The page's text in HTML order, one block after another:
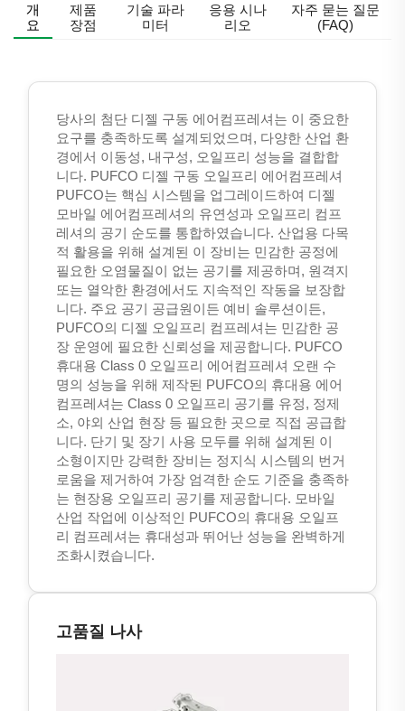
개
요
제품
장점
기술 파라
미터
응용 시나
리오
자주 묻는 질문
(FAQ)
당사의 첨단 디젤 구동 에어컴프레셔는 이 중요한
요구를 충족하도록 설계되었으며, 다양한 산업 환
경에서 이동성, 내구성, 오일프리 성능을 결합합
니다. PUFCO 디젤 구동 오일프리 에어컴프레셔
PUFCO는 핵심 시스템을 업그레이드하여 디젤
모바일 에어컴프레셔의 유연성과 오일프리 컴프
레셔의 공기 순도를 통합하였습니다. 산업용 다목
적 활용을 위해 설계된 이 장비는 민감한 공정에
필요한 오염물질이 없는 공기를 제공하며, 원격지
또는 열악한 환경에서도 지속적인 작동을 보장합
니다. 주요 공기 공급원이든 예비 솔루션이든,
PUFCO의 디젤 오일프리 컴프레셔는 민감한 공
장 운영에 필요한 신뢰성을 제공합니다. PUFCO
휴대용 Class 0 오일프리 에어컴프레셔 오랜 수
명의 성능을 위해 제작된 PUFCO의 휴대용 에어
컴프레셔는 Class 0 오일프리 공기를 유정, 정제
소, 야외 산업 현장 등 필요한 곳으로 직접 공급합
니다. 단기 및 장기 사용 모두를 위해 설계된 이
소형이지만 강력한 장비는 정지식 시스템의 번거
로움을 제거하여 가장 엄격한 순도 기준을 충족하
는 현장용 오일프리 공기를 제공합니다. 모바일
산업 작업에 이상적인 PUFCO의 휴대용 오일프
리 컴프레셔는 휴대성과 뛰어난 성능을 완벽하게
조화시켰습니다.
고품질 나사